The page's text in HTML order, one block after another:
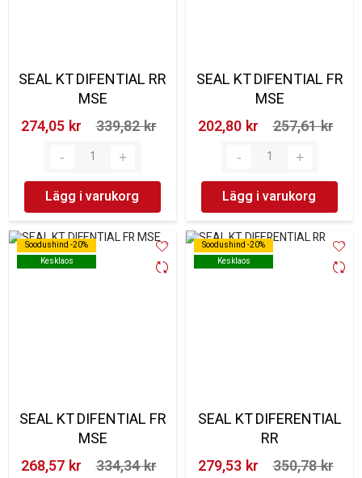
SEAL KT DIFENTIAL RR
MSE
274,05 kr‎
339,82 kr‎
Lägg i varukorg
SEAL KT DIFENTIAL FR
MSE
202,80 kr‎
257,61 kr‎
Lägg i varukorg
Soodushind -20%
Kesklaos
Soodushind -20%
Kesklaos
SEAL KT DIFENTIAL FR
MSE
268,57 kr‎
334,34 kr‎
Soodushind -20%
Kesklaos
Soodushind -20%
Kesklaos
SEAL KT DIFERENTIAL
RR
279,53 kr‎
350,78 kr‎